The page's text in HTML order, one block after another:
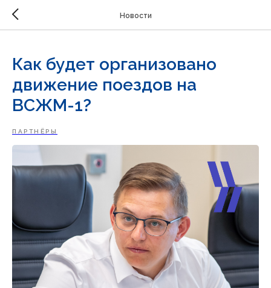
Новости
Как будет организовано
движение поездов на
ВСЖМ-1?
ПАРТНЁРЫ